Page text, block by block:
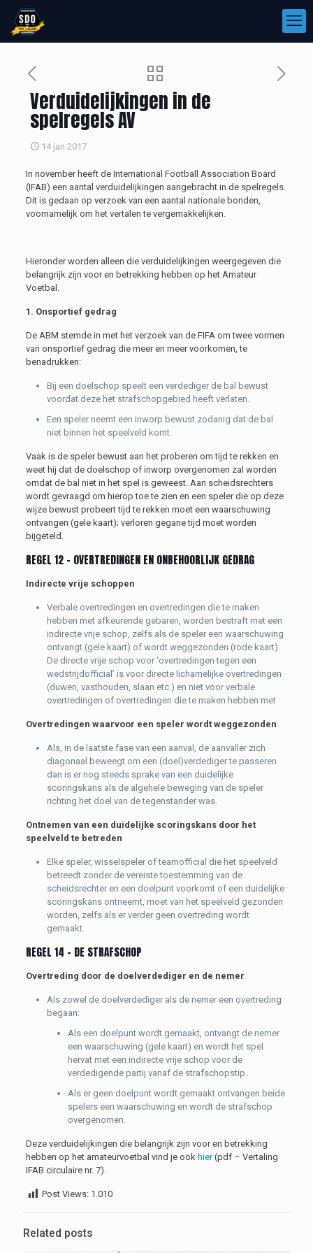
Verduidelijkingen in de
spelregels AV
14 jan 2017
In november heeft de International Football Association Board
(IFAB) een aantal verduidelijkingen aangebracht in de spelregels.
Dit is gedaan op verzoek van een aantal nationale bonden,
voornamelijk om het vertalen te vergemakkelijken.
Hieronder worden alleen die verduidelijkingen weergegeven die
belangrijk zijn voor en betrekking hebben op het Amateur
Voetbal.
1. Onsportief gedrag
De ABM stemde in met het verzoek van de FIFA om twee vormen
van onsportief gedrag die meer en meer voorkomen, te
benadrukken:
Bij een doelschop speelt een verdediger de bal bewust
voordat deze het strafschopgebied heeft verlaten.
Een speler neemt een inworp bewust zodanig dat de bal
niet binnen het speelveld komt.
Vaak is de speler bewust aan het proberen om tijd te rekken en
weet hij dat de doelschop of inworp overgenomen zal worden
omdat de bal niet in het spel is geweest. Aan scheidsrechters
wordt gevraagd om hierop toe te zien en een speler die op deze
wijze bewust probeert tijd te rekken moet een waarschuwing
ontvangen (gele kaart); verloren gegane tijd moet worden
bijgeteld.
REGEL 12 – OVERTREDINGEN EN ONBEHOORLIJK GEDRAG
Indirecte vrije schoppen
Verbale overtredingen en overtredingen die te maken
hebben met afkeurende gebaren, worden bestraft met een
indirecte vrije schop, zelfs als de speler een waarschuwing
ontvangt (gele kaart) of wordt weggezonden (rode kaart).
De directe vrije schop voor ‘overtredingen tegen een
wedstrijdofficial’ is voor directe lichamelijke overtredingen
(duwen, vasthouden, slaan etc.) en niet voor verbale
overtredingen of overtredingen die te maken hebben met
Overtredingen waarvoor een speler wordt weggezonden
Als, in de laatste fase van een aanval, de aanvaller zich
diagonaal beweegt om een (doel)verdediger te passeren
dan is er nog steeds sprake van een duidelijke
scoringskans als de algehele beweging van de speler
richting het doel van de tegenstander was.
Ontnemen van een duidelijke scoringskans door het
speelveld te betreden
Elke speler, wisselspeler of teamofficial die het speelveld
betreedt zonder de vereiste toestemming van de
scheidsrechter en een doelpunt voorkomt of een duidelijke
scoringskans ontneemt, moet van het speelveld gezonden
worden, zelfs als er verder geen overtreding wordt
gemaakt.
REGEL 14 – DE STRAFSCHOP
Overtreding door de doelverdediger en de nemer
Als zowel de doelverdediger als de nemer een overtreding
begaan:
Als een doelpunt wordt gemaakt, ontvangt de nemer
een waarschuwing (gele kaart) en wordt het spel
hervat met een indirecte vrije schop voor de
verdedigende partij vanaf de strafschopstip.
Als er geen doelpunt wordt gemaakt ontvangen beide
spelers een waarschuwing en wordt de strafschop
overgenomen.
Deze verduidelijkingen die belangrijk zijn voor en betrekking
hebben op het amateurvoetbal vind je ook hier(pdf – Vertaling
IFAB circulaire nr. 7).
Post Views: 1.010
Related posts